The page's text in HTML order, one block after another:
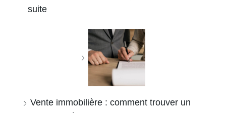
suite
Vente immobilière : comment trouver un